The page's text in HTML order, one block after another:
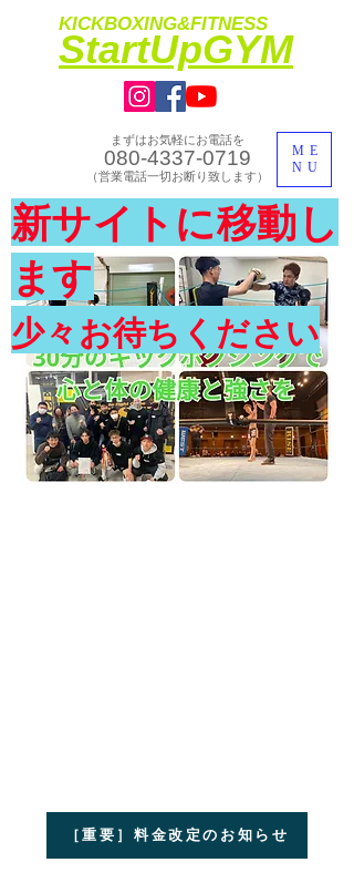
KICKBOXING&FITNESS
​StartUpGYM
ME
NU
まずはお気軽にお電話を
080-4337-0719
​（営業電話一切お断り致します）
​体験入会実施中
新サイトに移動し
ます
少々お待ちください
［重要］料金改定のお知らせ